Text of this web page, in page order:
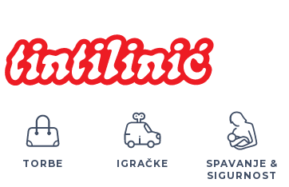
TORBE IGRAČKE
SPAVANJE &
SIGURNOST